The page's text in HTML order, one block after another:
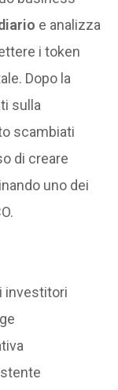
e analizza
i token
Dopo la
sulla
scambiati
di creare
uno dei
investitori